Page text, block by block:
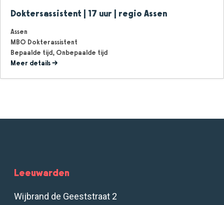
Doktersassistent | 17 uur | regio Assen
Assen
MBO Dokterassistent
Bepaalde tijd Onbepaalde tijd
Meer details
Leeuwarden
Wijbrand de Geeststraat 2